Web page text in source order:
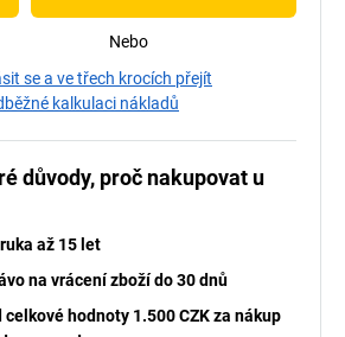
Nebo
se a ve třech krocích přejít
kalkulaci nákladů
důvody, proč nakupovat u
až 15 let
na vrácení zboží do 30 dnů
celkové hodnoty 1.500 CZK za nákup